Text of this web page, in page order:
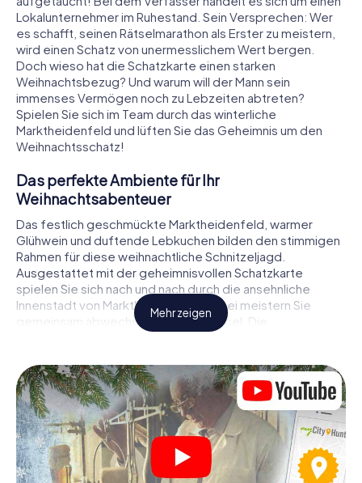
Lokalunternehmer im Ruhestand. Sein Versprechen: Wer
es schafft, seinen Rätselmarathon als Erster zu meistern,
wird einen Schatz von unermesslichem Wert bergen.
Doch wieso hat die Schatzkarte einen starken
Weihnachtsbezug? Und warum will der Mann sein
immenses Vermögen noch zu Lebzeiten abtreten?
Spielen Sie sich im Team durch das winterliche
Marktheidenfeld und lüften Sie das Geheimnis um den
Weihnachtsschatz!
Das perfekte Ambiente für Ihr
Weihnachtsabenteuer
Das festlich geschmückte Marktheidenfeld, warmer
Glühwein und duftende Lebkuchen bilden den stimmigen
Rahmen für diese weihnachtliche Schnitzeljagd.
Ausgestattet mit der geheimnisvollen Schatzkarte
spielen Sie sich nach und nach durch die ansehnliche
Innenstadt von Marktheidenfeld. Dabei meistern Sie
gemeinsam abwechslungsreiche Rätsel. Die
Weihnachtsthematik zieht sich als roter Faden durch das
Weise erfahren Sie faszinierende Anekdoten rund um das
nahende Weihnachtsfest. Wird es Ihnen gelingen, die
Hinweise richtig zu deuten und anderen Schatzsuchern
stets einen Schritt voraus zu sein?
Der Weihnachtsmarkt von Marktheidenfeld als
Zwischenstopp
Mehr zeigen